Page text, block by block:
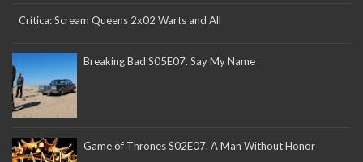
Crítica: Scream Queens 2x02 Warts and All
Breaking Bad S05E07. Say My Name
Game of Thrones S02E07. A Man Without Honor